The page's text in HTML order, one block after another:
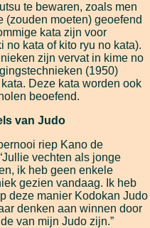
te bewaren, zoals men
(zouden moeten) geoefend
kata zijn voor
no kata of kito ryu no kata).
zijn vervat in kime no
(1950)
Deze kata worden ook
beoefend.
van Judo
riep Kano de
vechten als jonge
ik heb geen enkele
gezien vandaag. Ik heb
deze manier Kodokan Judo
denken aan winnen door
van mijn Judo zijn.”